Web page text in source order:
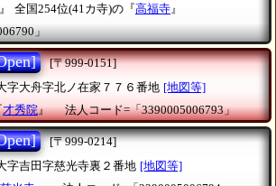
全国254位(41カ寺)の『高福寺 』
」
[〒999-0151]
字大舟字北ノ在家７７６番地 [地図等]
才秀院』 法人コード=「3390005006793」
[〒999-0214]
字吉田字慈光寺裏２番地 [地図等]